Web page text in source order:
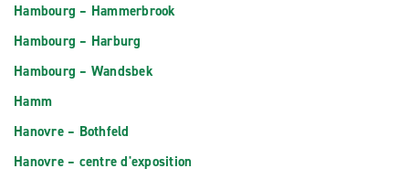
Hambourg – Hammerbrook
Hambourg – Harburg
Hambourg – Wandsbek
Hamm
Hanovre – Bothfeld
Hanovre – centre d'exposition